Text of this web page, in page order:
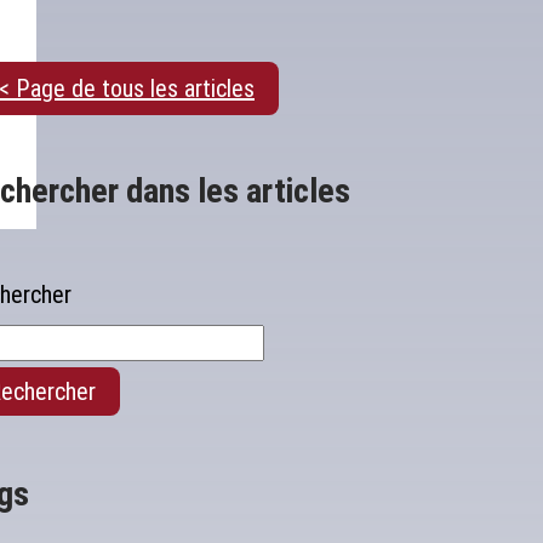
Page de tous les articles
dans les articles